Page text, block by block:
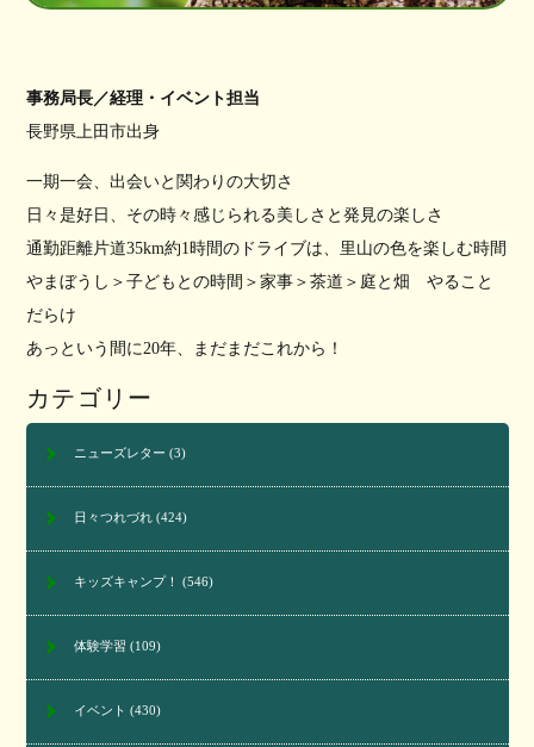
事務局長／経理・イベント担当
長野県上田市出身
一期一会、出会いと関わりの大切さ
日々是好日、その時々感じられる美しさと発見の楽しさ
通勤距離片道35km約1時間のドライブは、里山の色を楽しむ時間
やまぼうし＞子どもとの時間＞家事＞茶道＞庭と畑 やること
だらけ
あっという間に20年、まだまだこれから！
カテゴリー
ニューズレター (3)
日々つれづれ(424)
キッズキャンプ！ (546)
体験学習 (109)
イベント (430)